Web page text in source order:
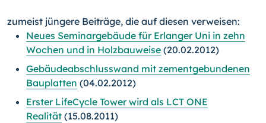
zumeist jüngere Beiträge, die auf diesen verweisen:
Neues Seminargebäude für Erlanger Uni in zehn
Wochen und in Holzbauweise (20.02.2012)
Gebäudeabschlusswand mit zementgebundenen
Bauplatten (04.02.2012)
Erster LifeCycle Tower wird als LCT ONE
Realität (15.08.2011)